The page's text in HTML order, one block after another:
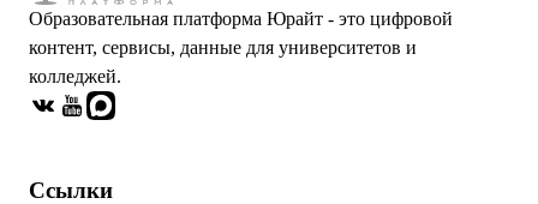
Образовательная платформа Юрайт - это цифровой
контент, сервисы, данные для университетов и
колледжей.
Ссылки